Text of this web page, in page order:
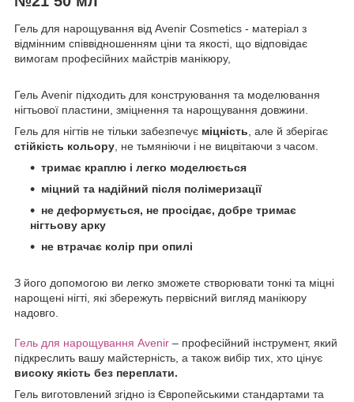
Гель для нарощування від Avenir Cosmetics - матеріал з
відмінним співвідношенням ціни та якості, що відповідає
вимогам професійних майстрів манікюру,
Гель Avenir підходить для конструювання та моделювання
нігтьової пластини, зміцнення та нарощування довжини.
Гель для нігтів не тільки забезпечує міцність, але й зберігає
стійкість кольору, не тьмяніючи і не вицвітаючи з часом.
тримає краплю і легко моделюється
міцний та надійний після полімеризації
не деформується, не просідає, добре тримає
нігтьову арку
не втрачає колір при опилі
З його допомогою ви легко зможете створювати тонкі та міцні
нарощені нігті, які збережуть первісний вигляд манікюру
надовго.
Гель для нарощування Avenir – професійний інструмент, який
підкреслить вашу майстерність, а також вибір тих, хто цінує
високу якість без переплати.
Гель виготовлений згідно із Європейськими стандартами та